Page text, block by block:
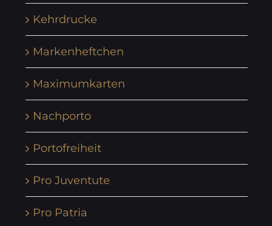
Kehrdrucke
Markenheftchen
Maximumkarten
Nachporto
Portofreiheit
Pro Juventute
Pro Patria